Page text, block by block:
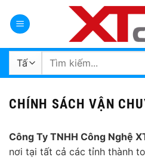
qua
dung
Tìm
CHÍNH SÁCH VẬN
Công Ty TNHH Công Nghệ
nơi tại tất cả các tỉnh thành